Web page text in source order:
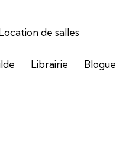
de salles
Librairie Blogue